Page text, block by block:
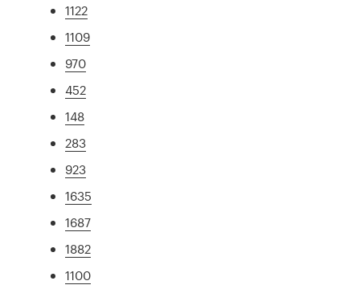
1122
1109
970
452
148
283
923
1635
1687
1882
1100